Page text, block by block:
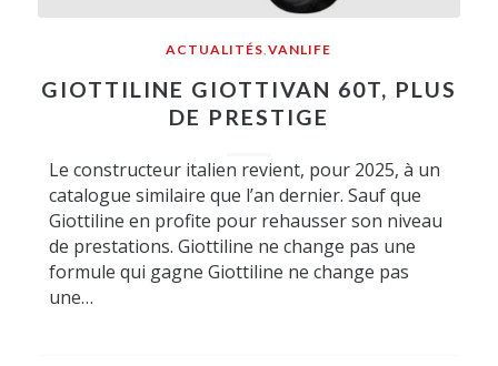
ACTUALITÉS ,VANLIFE
GIOTTILINE GIOTTIVAN 60T, PLUS
DE PRESTIGE
Le constructeur italien revient, pour 2025, à un
catalogue similaire que l’an dernier. Sauf que
Giottiline en profite pour rehausser son niveau
de prestations. Giottiline ne change pas une
formule qui gagne Giottiline ne change pas
une…